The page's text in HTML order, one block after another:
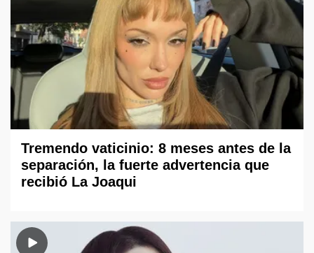
Tremendo vaticinio: 8 meses antes de la
separación, la fuerte advertencia que
recibió La Joaqui